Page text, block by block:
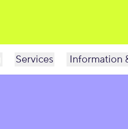
Services Information